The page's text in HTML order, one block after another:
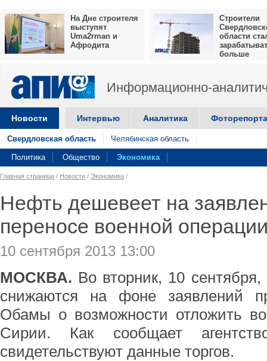
На Дне строителя
выступят
Uma2rman и
Афродита
Строители
области
больше
Информационно-
Новости Интервью Аналитика
Свердловская область Челябинская область
Политика Общество Экономика
Главная страница / Новости / Экономика /
Нефть дешевеет на
переносе военной
10 сентября 2013 13:00
МОСКВА. Во вторник, 10
снижаются на фоне заявлений
Обамы о возможности отложить
Сирии. Как сообщает
свидетельствуют данные торгов.